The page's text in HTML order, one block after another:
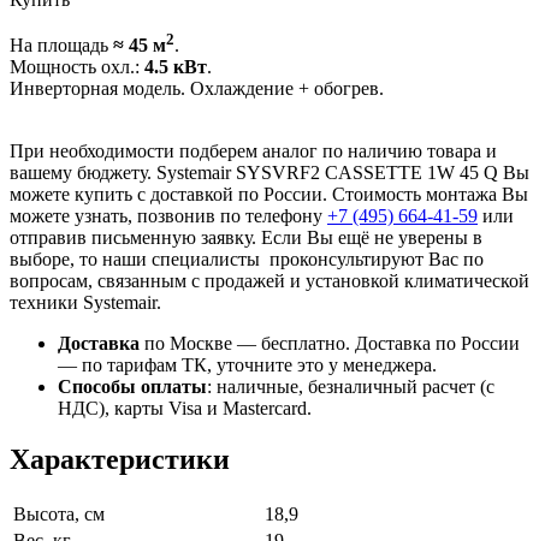
На площадь ≈ 45 м2.
Мощность охл.: 4.5 кВт.
Инверторная модель. Охлаждение + обогрев.
При необходимости подберем аналог по наличию товара и
вашему бюджету. Systemair SYSVRF2 CASSETTE 1W 45 Q Вы
можете купить с доставкой по России. Стоимость монтажа Вы
можете узнать, позвонив по телефону +7 (495) 664-41-59 или
отправив письменную заявку. Если Вы ещё не уверены в
выборе, то наши специалисты проконсультируют Вас по
вопросам, связанным с продажей и установкой климатической
техники Systemair.
Доставка по Москве — бесплатно. Доставка по России
— по тарифам ТК, уточните это у менеджера.
Способы оплаты: наличные, безналичный расчет (с
НДС), карты Visa и Mastercard.
Характеристики
Высота, см
18,9